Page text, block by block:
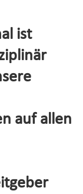
ist
auf allen